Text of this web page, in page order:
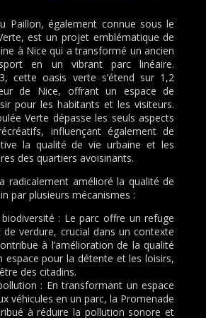
Paillon, également connue sous le
est un projet emblématique de
à Nice qui a transformé un ancien
en un vibrant parc linéaire.
cette oasis verte s’étend sur 1,2
de Nice, offrant un espace de
pour les habitants et les visiteurs.
Verte dépasse les seuls aspects
influençant également de
la qualité de vie urbaine et les
des quartiers avoisinants.
radicalement amélioré la qualité de
par plusieurs mécanismes :
: Le parc offre un refuge
verdure, crucial dans un contexte
à l’amélioration de la qualité
espace pour la détente et les loisirs,
des citadins.
: En transformant un espace
véhicules en un parc, la Promenade
à réduire la pollution sonore et